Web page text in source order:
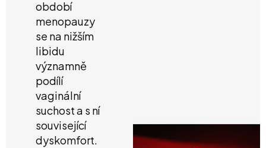
období
menopauzy
se na nižším
libidu
významně
podílí
vaginální
suchost a s ní
související
dyskomfort.